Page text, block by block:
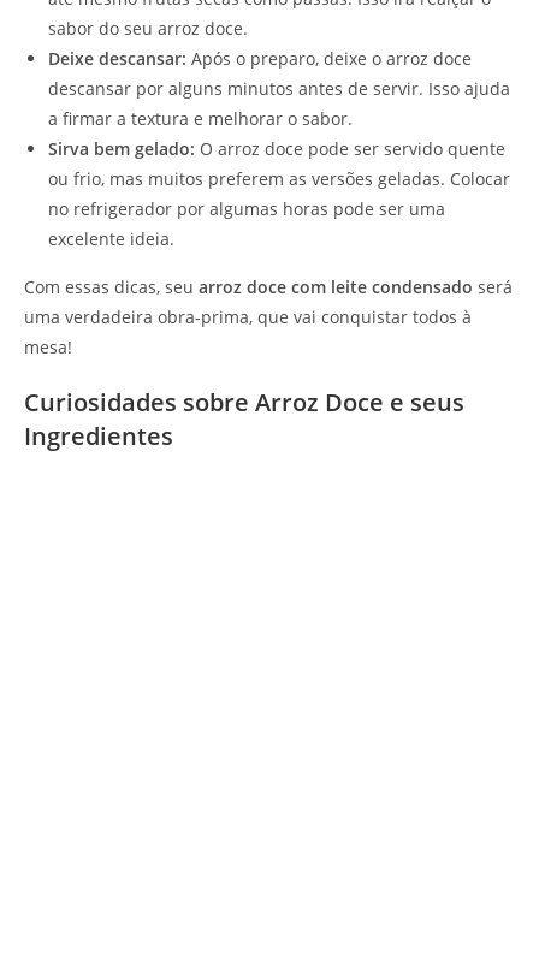
sabor do seu arroz doce.
Deixe descansar: Após o preparo, deixe o arroz doce
descansar por alguns minutos antes de servir. Isso ajuda
a firmar a textura e melhorar o sabor.
Sirva bem gelado: O arroz doce pode ser servido quente
ou frio, mas muitos preferem as versões geladas. Colocar
no refrigerador por algumas horas pode ser uma
excelente ideia.
Com essas dicas, seu arroz doce com leite condensado será
uma verdadeira obra-prima, que vai conquistar todos à
mesa!
Curiosidades sobre Arroz Doce e seus
Ingredientes